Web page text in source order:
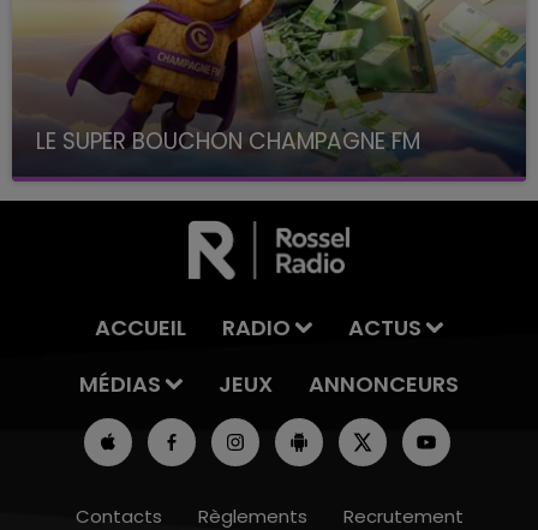
LE SUPER BOUCHON CHAMPAGNE FM
avec La Famille Champagne FM, à 8H10
ACCUEIL RADIO
ACTUS
MÉDIAS
JEUX ANNONCEURS
Contacts Règlements Recrutement